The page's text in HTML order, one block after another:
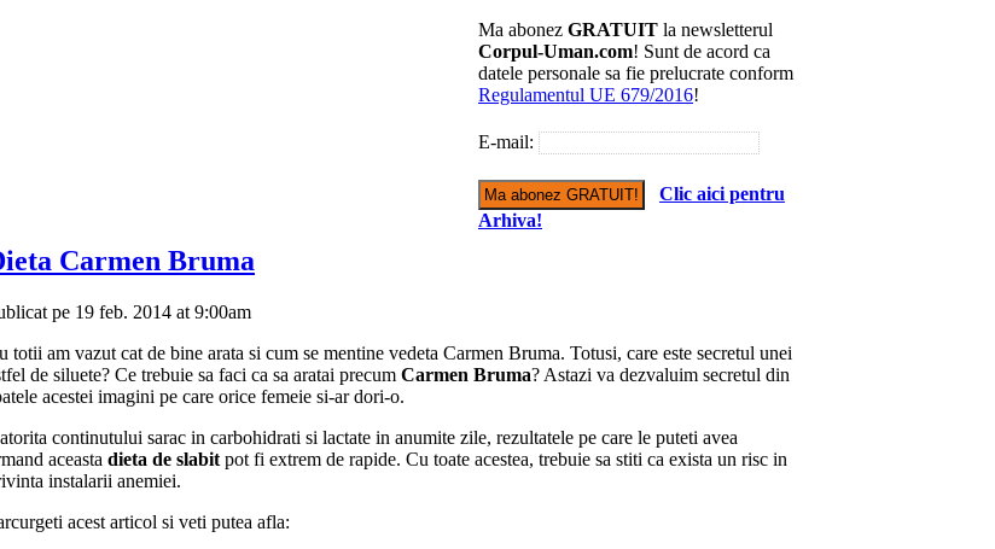
Ma abonez GRATUIT la newsletterul
Corpul-Uman.com! Sunt de acord ca
datele personale sa fie prelucrate conform
Regulamentul UE 679/2016!
E-mail:
Clic aici pentru
Arhiva!
Carmen Bruma
pe 19 feb. 2014 at 9:00am
totii am vazut cat de bine arata si cum se mentine vedeta Carmen Bruma. Totusi, care este secretul unei
de siluete? Ce trebuie sa faci ca sa aratai precum Carmen Bruma? Astazi va dezvaluim secretul din
acestei imagini pe care orice femeie si-ar dori-o.
continutului sarac in carbohidrati si lactate in anumite zile, rezultatele pe care le puteti avea
aceasta dieta de slabit pot fi extrem de rapide. Cu toate acestea, trebuie sa stiti ca exista un risc in
instalarii anemiei.
acest articol si veti putea afla: